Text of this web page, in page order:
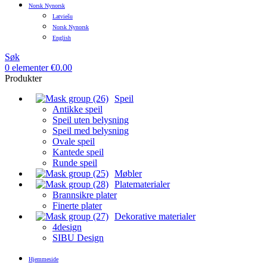
Norsk Nynorsk
Latviešu
Norsk Nynorsk
English
Søk
0 elementer €0.00
Produkter
Speil
Antikke speil
Speil uten belysning
Speil med belysning
Ovale speil
Kantede speil
Runde speil
Møbler
Platematerialer
Brannsikre plater
Finerte plater
Dekorative materialer
4design
SIBU Design
Hjemmeside